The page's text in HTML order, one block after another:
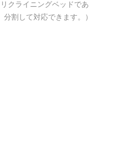
クライニングベッドであ
割して対応できます。）